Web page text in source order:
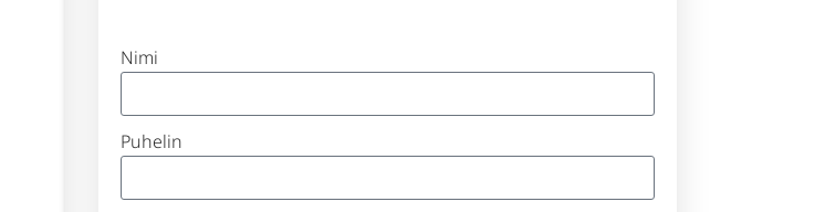
Nimi
Puhelin